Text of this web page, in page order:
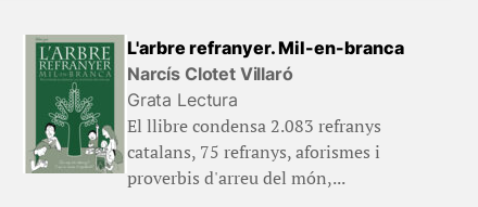
L'arbre refranyer. Mil-en-branca
Narcís Clotet Villaró
Grata Lectura
El llibre condensa 2.083 refranys
catalans, 75 refranys, aforismes i
proverbis d'arreu del món,...